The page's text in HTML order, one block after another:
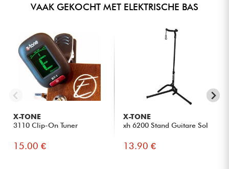
VAAK GEKOCHT MET ELEKTRISCHE BAS
X-TONE
3110 Clip-On Tuner
15.00 €
X-TONE
xh 6200 Stand Guitare Sol
13.90 €